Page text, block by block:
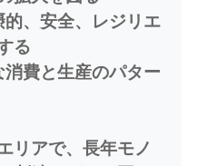
、安全、レジリエ
る
費と生産のパター
リアで、長年モノ